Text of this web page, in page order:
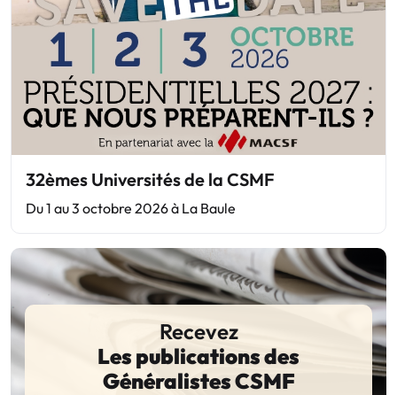
32èmes Universités de la CSMF
Du 1 au 3 octobre 2026 à La Baule
Recevez
Les publications des
Généralistes CSMF